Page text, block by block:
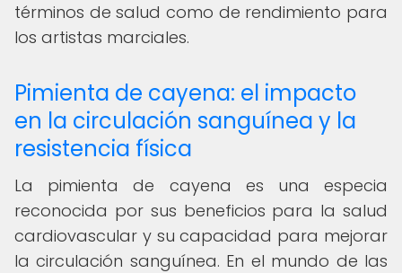
términos de salud como de rendimiento para
los artistas marciales.
Pimienta de cayena: el impacto
en la circulación sanguínea y la
resistencia física
La pimienta de cayena es una especia
reconocida por sus beneficios para la salud
cardiovascular y su capacidad para mejorar
la circulación sanguínea. En el mundo de las